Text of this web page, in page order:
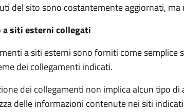
del sito sono costantemente aggiornati,
a siti esterni collegati
a siti esterni sono forniti come
dei collegamenti indicati.
dei collegamenti non implica alcun tipo
delle informazioni contenute nei siti